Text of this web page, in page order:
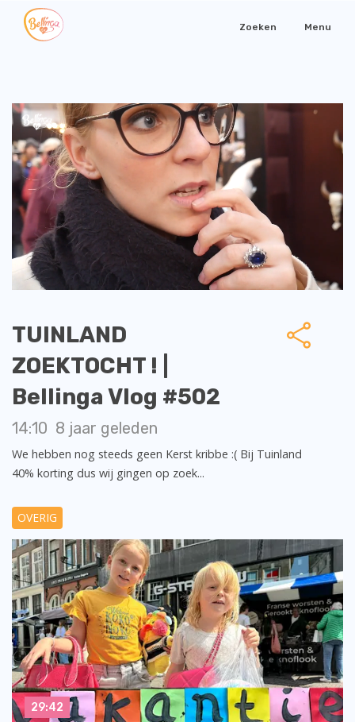
Zoeken Menu
TUINLAND
ZOEKTOCHT ! |
Bellinga Vlog #502
14:10 8 jaar geleden
We hebben nog steeds geen Kerst kribbe :( Bij Tuinland
40% korting dus wij gingen op zoek...
OVERIG
29:42